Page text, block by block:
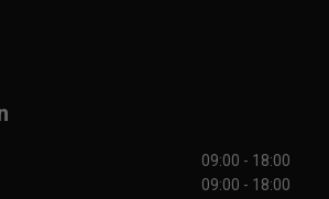
09:00 - 18:00
09:00 - 18:00